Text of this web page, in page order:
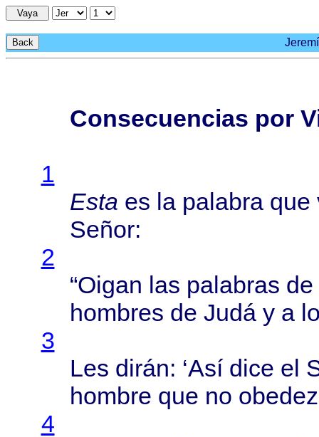
Vaya
Back
Consecuencias por
1
Esta es la palabraque
Señor:
2
“Oigan las palabras de
hombres de Judáy a
3
Les dirán: ‘Así dice el
hombre que no
4